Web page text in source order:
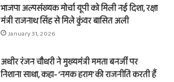
भाजपा अल्पसंख्यक मोर्चा यूपी को मिली नई दिशा, रक्षा
मंत्री राजनाथ सिंह से मिले कुंवर बासित अली
January 31, 2026
अधीर रंजन चौधरी ने मुख्यमंत्री ममता बनर्जी पर
निशाना साधा, कहा- ‘नमक हराम’ की राजनीति करती हैं